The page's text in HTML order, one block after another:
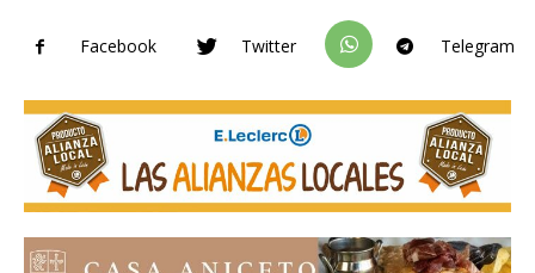
Facebook Twitter Telegram